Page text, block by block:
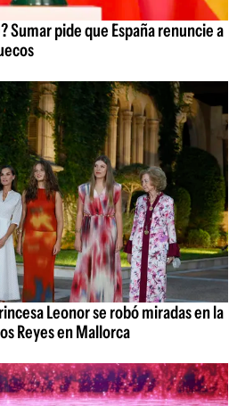
Sumar pide que España renuncie a
Leonor se robó miradas en la
Reyes en Mallorca